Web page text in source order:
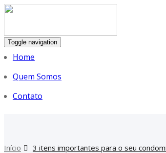
Toggle navigation
Home
Quem Somos
Contato
Início 3 itens importantes para o seu